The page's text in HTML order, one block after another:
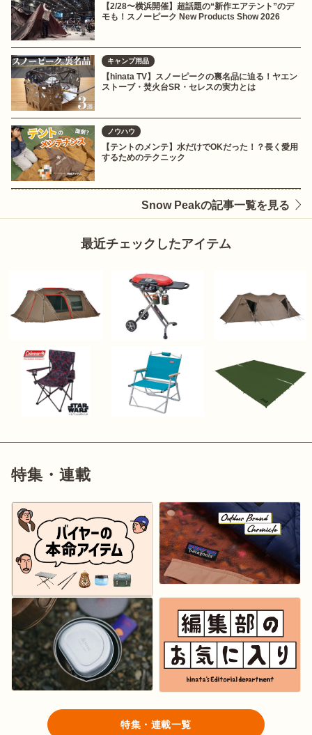
【2/28〜横浜開催】超話題の“新作エアテント”のデ
モも！スノーピーク New Products Show 2026
キャンプ用品
【hinata TV】スノーピークの裏名品に迫る！ヤエン
ストーブ・焚火台SR・セレスの実力とは
ノウハウ
【テントのメンテ】水だけでOKだった！？長く愛用
するためのテクニック
Snow Peakの記事一覧を見る
最近チェックしたアイテム
特集・連載
特集・連載一覧